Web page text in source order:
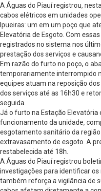
A Águas do Piauí registrou,
cabos elétricos em unidades
Ipueiras: um em um poço que
Elevatória de Esgoto. Com
registrados no sistema nos
prestação dos serviços e
Em razão do furto no poço, o
temporariamente interrompido
equipes atuam na reposição
dos serviços até as 16h30 e
seguida.
Já o furto na Estação Elevatória
funcionamento da unidade,
esgotamento sanitário da
extravasamento de esgoto. A
restabelecida até 18h.
A Águas do Piauí registrou
investigações para identificar
também reforça a vigilância de